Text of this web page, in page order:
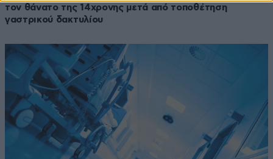
τον θάνατο της 14χρονης μετά από τοποθέτηση
γαστρικού δακτυλίου